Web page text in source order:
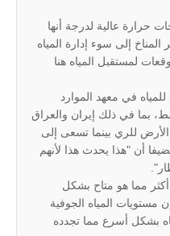
حرارة عالية لدرجة أنها
إلى سوء إدارة المياه
لمستقبل المياه هنا
في معهد الموارد
بما في ذلك إيران والعراق
للري بينما تسعى إلى
أن "هذا يحدث هذا لأنهم
أكثر مما هو متاح بشكل
مستويات المياه الجوفية
بشكل أسرع مما تجدده